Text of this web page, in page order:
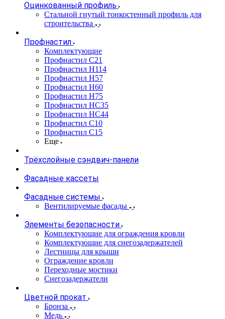
Оцинкованный профиль
Стальной гнутый тонкостенный профиль для
строительства
Профнастил
Комплектующие
Профнастил C21
Профнастил Н114
Профнастил Н57
Профнастил Н60
Профнастил Н75
Профнастил НС35
Профнастил НС44
Профнастил С10
Профнастил С15
Еще
Трёхслойные сэндвич-панели
Фасадные кассеты
Фасадные системы
Вентилируемые фасады
Элементы безопасности
Комплектующие для ограждения кровли
Комплектующие для снегозадержателей
Лестницы для крыши
Ограждение кровли
Переходные мостики
Снегозадержатели
Цветной прокат
Бронза
Медь